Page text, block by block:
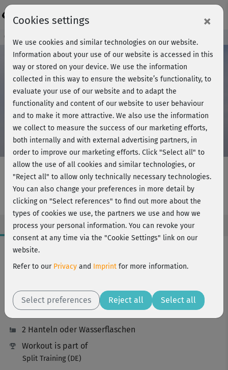
Play
Video
Course preview - join now!
Split Training 2 - Core 1
Workout Facts
intermediate
141 kcal
Michaela Süßbauer
2 Hanteln oder Wasserflaschen
Workout is part of
Split Training (DE)
Cookies settings ×
We use cookies and similar technologies on our website.
Information about your use of our website is accessed in this
way or stored on your device. We use the information
collected in this way to ensure the website’s functionality, to
evaluate your use of our website and to adapt the
functionality and content of our website to user behaviour
and to make it more attractive. We also use the information
we collect to measure the success of our marketing efforts,
both internally and with external advertising partners, in
order to improve our marketing efforts. Click "Select all" to
allow the use of all cookies and similar technologies, or
"Reject all" to allow only technically necessary technologies.
You can also change your preferences in more detail by
clicking on "Select references" to find out more about the
types of cookies we use, the partners we use and how we
process your personal information. You can revoke your
consent at any time via the "Cookie Settings" link on our
website.
Refer to our Privacy and Imprint for more information.
Select preferences Reject all Select all